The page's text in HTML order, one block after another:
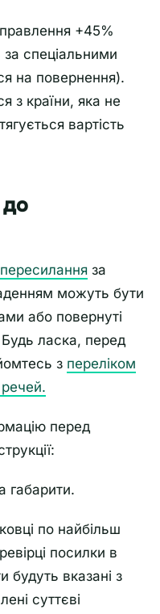
+45%
спеціальними
на повернення).
з країни, яка не
вартість
до
за
можуть бути
або повернуті
Будь ласка, перед
з переліком
перед
габарити.
по найбільш
посилки в
будуть вказані з
суттєві